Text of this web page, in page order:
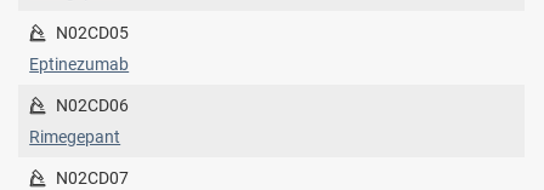
N02CD05
Eptinezumab
N02CD06
Rimegepant
N02CD07